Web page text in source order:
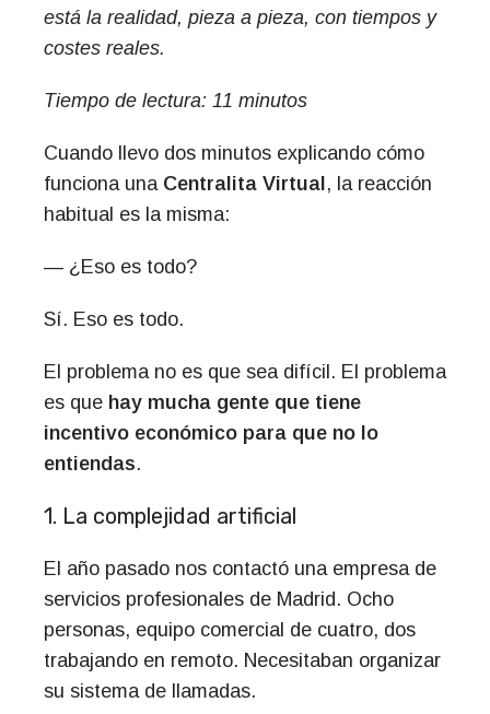
está la realidad, pieza a pieza, con tiempos y
costes reales.
Tiempo de lectura: 11 minutos
Cuando llevo dos minutos explicando cómo
funciona una Centralita Virtual, la reacción
habitual es la misma:
— ¿Eso es todo?
Sí. Eso es todo.
El problema no es que sea difícil. El problema
es que hay mucha gente que tiene
incentivo económico para que no lo
entiendas.
1. La complejidad artificial
El año pasado nos contactó una empresa de
servicios profesionales de Madrid. Ocho
personas, equipo comercial de cuatro, dos
trabajando en remoto. Necesitaban organizar
su sistema de llamadas.